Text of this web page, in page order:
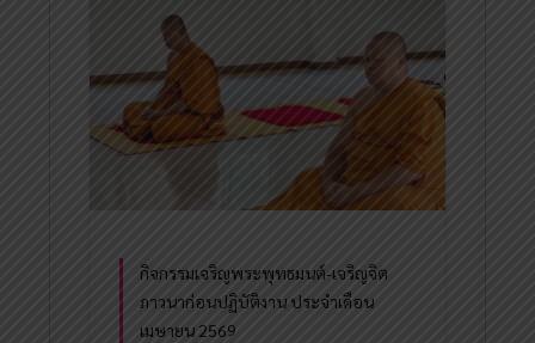
กิจกรรมเจริญพระพุทธมนต์-เจริญจิต
ภาวนาก่อนปฏิบัติงาน ประจำเดือน
เมษายน 2569